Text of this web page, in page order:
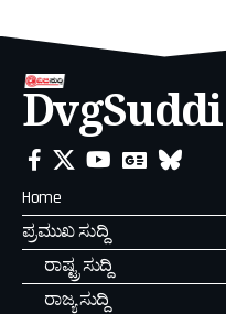
DvgSuddi
Home
ಪ್ರಮುಖ ಸುದ್ದಿ
ರಾಷ್ಟ್ರ ಸುದ್ದಿ
ರಾಜ್ಯ ಸುದ್ದಿ